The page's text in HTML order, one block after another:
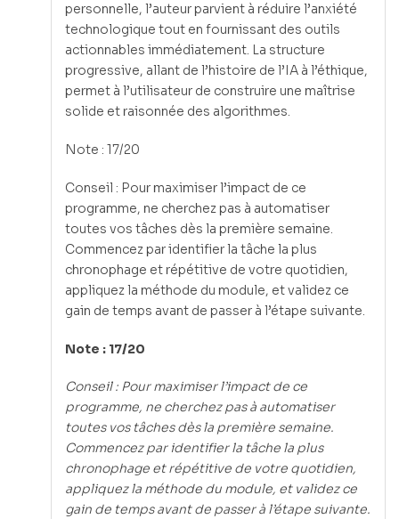
personnelle, l’auteur parvient à réduire l’anxiété
technologique tout en fournissant des outils
actionnables immédiatement. La structure
progressive, allant de l’histoire de l’IA à l’éthique,
permet à l’utilisateur de construire une maîtrise
solide et raisonnée des algorithmes.
Note : 17/20
Conseil : Pour maximiser l’impact de ce
programme, ne cherchez pas à automatiser
toutes vos tâches dès la première semaine.
Commencez par identifier la tâche la plus
chronophage et répétitive de votre quotidien,
appliquez la méthode du module, et validez ce
gain de temps avant de passer à l’étape suivante.
Note : 17/20
Conseil : Pour maximiser l’impact de ce
programme, ne cherchez pas à automatiser
toutes vos tâches dès la première semaine.
Commencez par identifier la tâche la plus
chronophage et répétitive de votre quotidien,
appliquez la méthode du module, et validez ce
gain de temps avant de passer à l’étape suivante.